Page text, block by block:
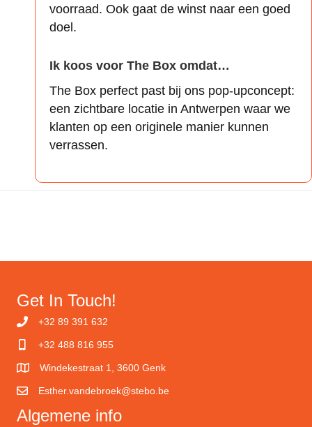
voorraad. Ook gaat de winst naar een goed
doel.
Ik koos voor The Box omdat…
The Box perfect past bij ons pop-upconcept:
een zichtbare locatie in Antwerpen waar we
klanten op een originele manier kunnen
verrassen.
Get In Touch!
+32 89 391 632
+32 488 816 955
Windekestraat 1, 3600 Genk
Esther.vandebroek@stebo.be
Algemene info